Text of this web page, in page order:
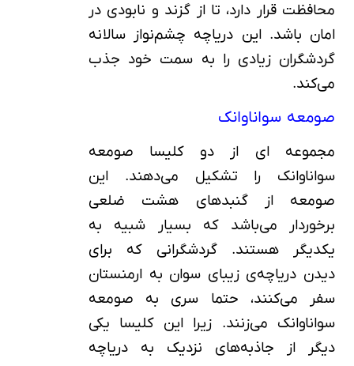
محافظت قرار دارد، تا از گزند و نابودی در
امان باشد. این دریاچه چشم‌نواز سالانه
گردشگران زیادی را به سمت خود جذب
می‌کند.
صومعه سواناوانک
مجموعه ای از دو کلیسا صومعه
سواناوانک را تشکیل می‌دهند. این
صومعه از گنبدهای هشت ضلعی
برخوردار می‌باشد که بسیار شبیه به
یکدیگر هستند. گردشگرانی که برای
دیدن دریاچه‌ی زیبای سوان به ارمنستان
سفر می‌کنند، حتما سری به صومعه
سواناوانک می‌زنند. زیرا این کلیسا یکی
دیگر از جاذبه‌های نزدیک به دریاچه